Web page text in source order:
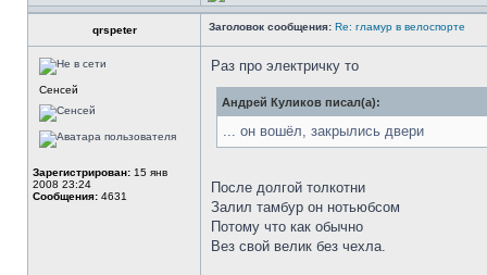
qrspeter Заголовок сообщения: Re: гламур в велоспорте
Сенсей
Зарегистрирован: 15 янв
2008 23:24
Сообщения: 4631
Раз про электричку то
Андрей Куликов писал(а):
... он вошёл, закрылись двери
После долгой толкотни
Залил тамбур он нотьюбсом
Потому что как обычно
Вез свой велик без чехла.